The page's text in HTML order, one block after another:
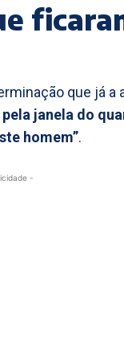
que já a
pela janela do
homem”.
-